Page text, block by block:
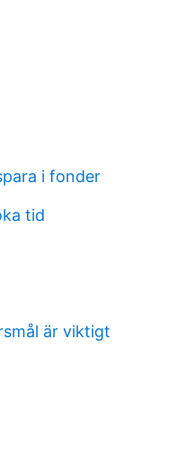
i fonder
tid
är viktigt